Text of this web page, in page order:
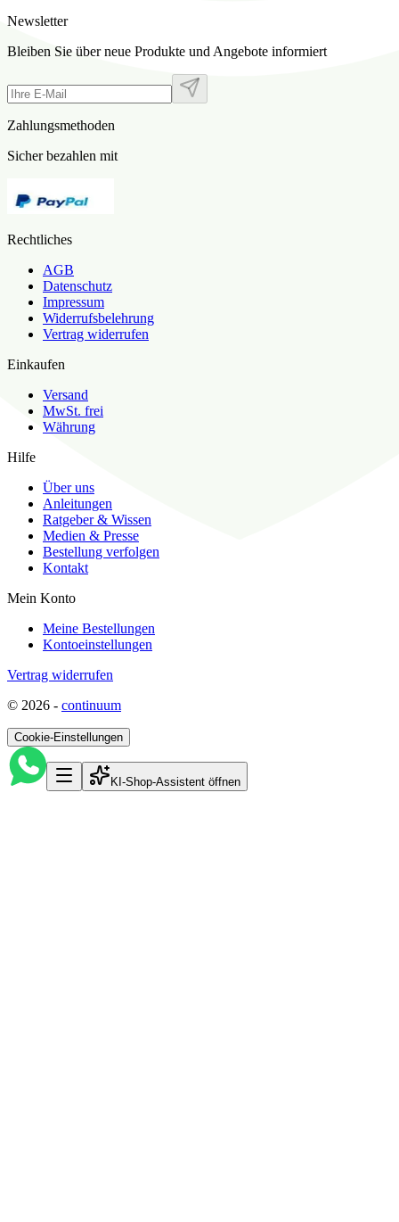
Newsletter
Bleiben Sie über neue Produkte und Angebote informiert
Zahlungsmethoden
Sicher bezahlen mit
Rechtliches
AGB
Datenschutz
Impressum
Widerrufsbelehrung
Vertrag widerrufen
Einkaufen
Versand
MwSt. frei
Währung
Hilfe
Über uns
Anleitungen
Ratgeber & Wissen
Medien & Presse
Bestellung verfolgen
Kontakt
Mein Konto
Meine Bestellungen
Kontoeinstellungen
Vertrag widerrufen
© 2026 - continuum
Cookie-Einstellungen
KI-Shop-Assistent öffnen